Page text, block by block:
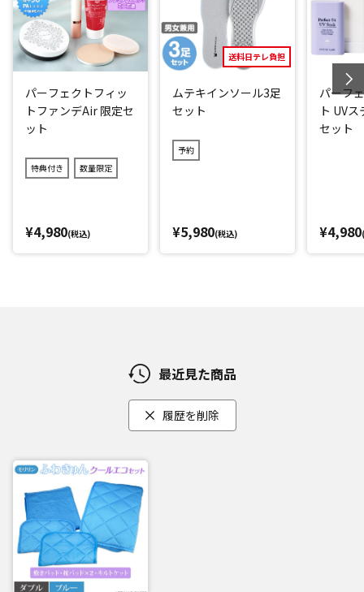
パーフェクトフィッ
トファンデAir 限定セ
ット
特典付き 数量限定
¥4,980(税込)
送料日テレ負担
ムテキインソール3足
セット
予約
¥5,980(税込)
パーフ
ト UV
セット
¥4,980
最近見た商品
履歴を削除